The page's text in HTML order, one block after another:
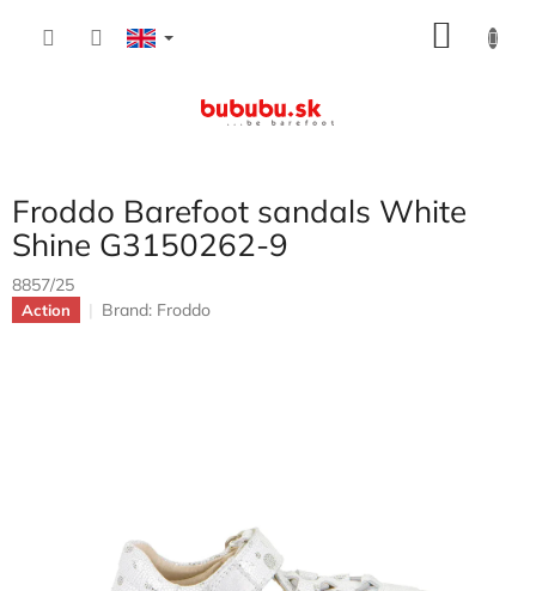
Froddo Barefoot sandals White
Shine G3150262-9
8857/25
Action Brand: Froddo